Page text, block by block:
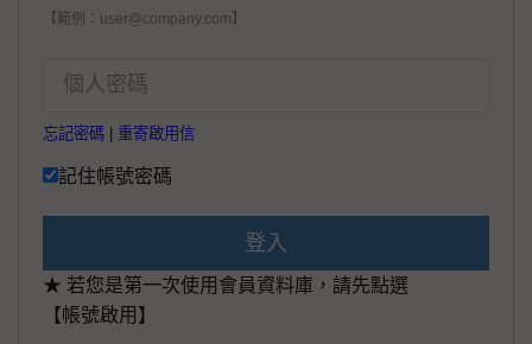
【範例：user@company.com】
忘記密碼 重寄啟用信
記住帳號密碼
登入
★ 若您是第一次使用會員資料庫，請先點選
【帳號啟用】